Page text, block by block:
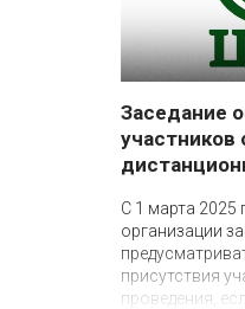
Заседание
участников
С 1 марта 2025
организации
присутствия
проведения,